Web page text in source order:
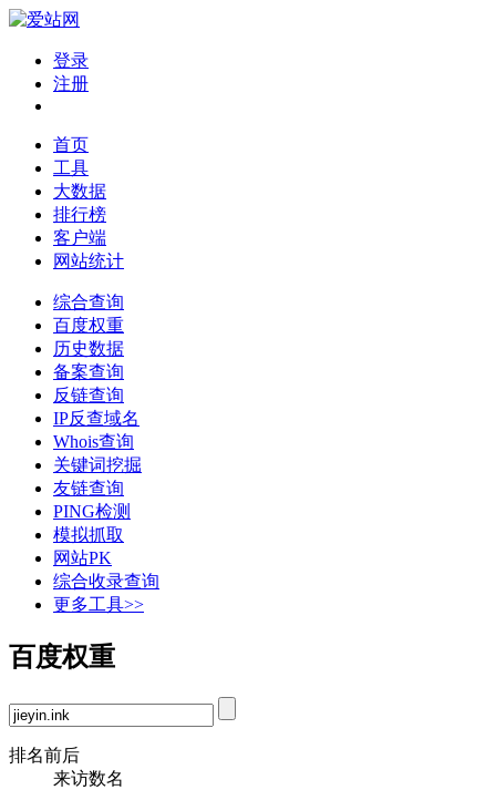
登录
注册
首页
工具
大数据
排行榜
客户端
网站统计
综合查询
百度权重
历史数据
备案查询
反链查询
IP反查域名
Whois查询
关键词挖掘
友链查询
PING检测
模拟抓取
网站PK
综合收录查询
更多工具>>
百度权重
排名前后
来访数名